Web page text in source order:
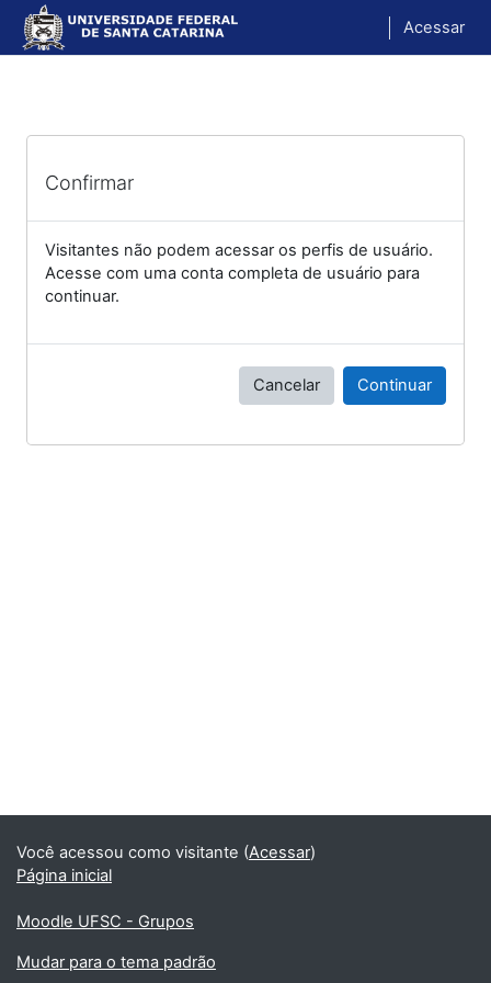
Ir para o conteúdo principal
Acessar
Confirmar
Visitantes não podem acessar os perfis de usuário.
Acesse com uma conta completa de usuário para
continuar.
Cancelar Continuar
Você acessou como visitante (Acessar)
Página inicial
Moodle UFSC - Grupos
Mudar para o tema padrão